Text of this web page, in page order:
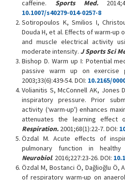
caffeine. Sports Med.
10.1007/s40279-014-0257-8
Sotiropoulos K, Smilios I,
Douda H, et al. Effects of warm-up
and muscle electrical activity
moderate intensity. J Sports Sci
Bishop D. Warm up I: Potential
passive warm up on exercise
2003;33(6):439-54. DOI: 10.2165/
Volianitis S, McConnell AK, Jones
inspiratory pressure. Prior
activity (‘warm-up') enhances
attenuates the learning effect
Respiration. 2001;68(1):22-7. DOI:
Özdal M. Acute effects of
pulmonary function in healthy
Neurobiol. 2016;227:23-26. DOI:
Özdal M, Bostanci Ö, Dağlioğlu Ö,
of respiratory warm-up on